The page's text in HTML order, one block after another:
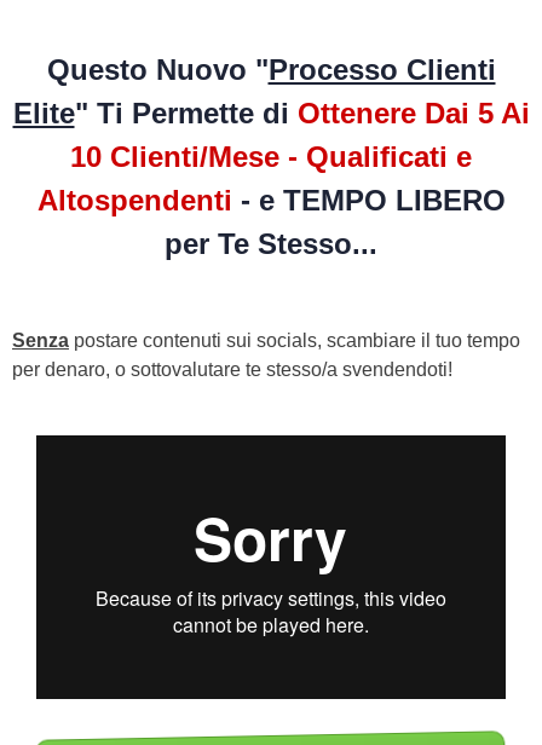
Questo Nuovo "Processo Clienti
Elite" Ti Permette di Ottenere Dai 5 Ai
10 Clienti/Mese - Qualificati e
Altospendenti - e TEMPO LIBERO
per Te Stesso...
Senza postare contenuti sui socials, scambiare il tuo tempo
per denaro, o sottovalutare te stesso/a svendendoti!